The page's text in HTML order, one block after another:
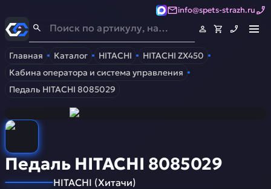
info@spets-strazh.ru
Спец-Страж- Запчасти для спецтехники
Главная Каталог HITACHI
HITACHI ZX450
Кабина оператора и система управления
Педаль HITACHI 8085029
Педаль HITACHI 8085029
HITACHI (Хитачи)